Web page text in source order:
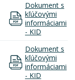
Dokument s
kľúčovými
informáciami
- KID
Dokument s
kľúčovými
informáciami
- KID